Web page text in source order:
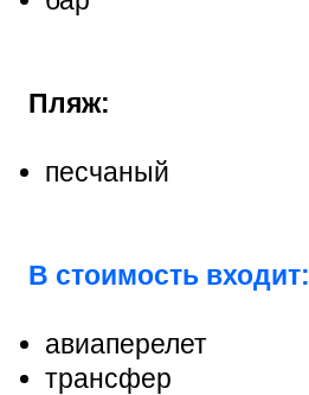
Пляж:
песчаный
В стоимость входит:
авиаперелет
трансфер